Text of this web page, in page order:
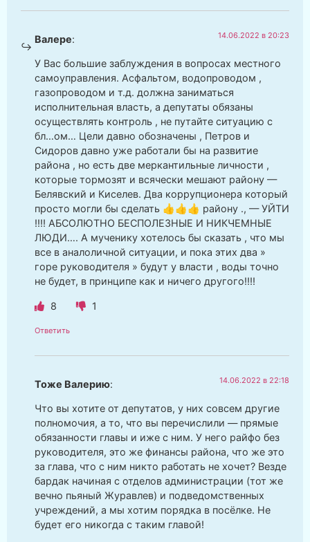
Валере: 14.06.2022 в 20:23
У Вас большие заблуждения в вопросах местного
самоуправления. Асфальтом, водопроводом ,
газопроводом и т.д. должна заниматься
исполнительная власть, а депутаты обязаны
осуществлять контроль , не путайте ситуацию с
бл…ом… Цели давно обозначены , Петров и
Сидоров давно уже работали бы на развитие
района , но есть две меркантильные личности ,
которые тормозят и всячески мешают району —
Белявский и Киселев. Два коррупционера который
просто могли бы сделать 👍👍👍 району ., — УЙТИ
!!!! АБСОЛЮТНО БЕСПОЛЕЗНЫЕ И НИКЧЕМНЫЕ
ЛЮДИ…. А мученику хотелось бы сказать , что мы
все в аналоличной ситуации, и пока этих два »
горе руководителя » будут у власти , воды точно
не будет, в принципе как и ничего другого!!!!
8 1
Ответить
Тоже Валерию: 14.06.2022 в 22:18
Что вы хотите от депутатов, у них совсем другие
полномочия, а то, что вы перечислили — прямые
обязанности главы и иже с ним. У него райфо без
руководителя, это же финансы района, что же это
за глава, что с ним никто работать не хочет? Везде
бардак начиная с отделов администрации (тот же
вечно пьяный Журавлев) и подведомственных
учреждений, а мы хотим порядка в посёлке. Не
будет его никогда с таким главой!